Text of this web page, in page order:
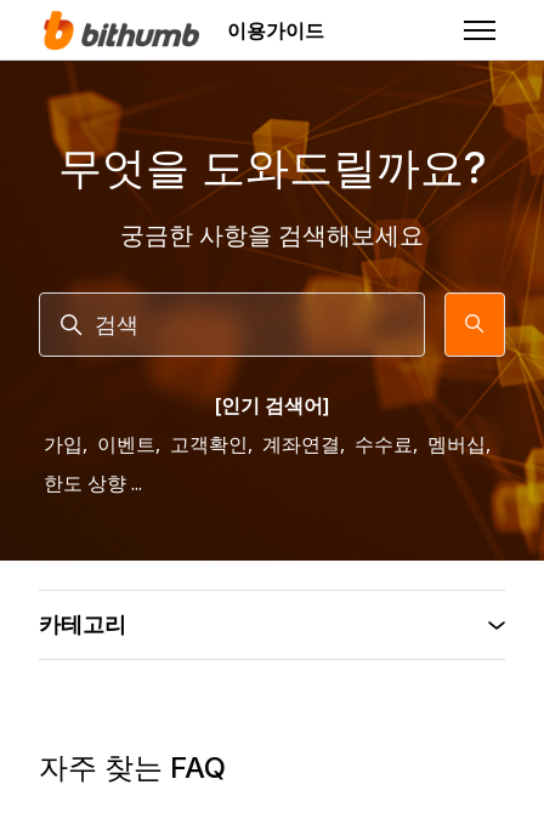
주 콘텐츠로 건너뛰기
이용가이드 탐색 메
무엇을 도와드릴까요?
궁금한 사항을 검색해보세요
검색
[인기 검색어]
가입, 이벤트, 고객확인, 계좌연결, 수수료, 멤버십,
한도 상향 ...
자주 찾는 FAQ
카테고리